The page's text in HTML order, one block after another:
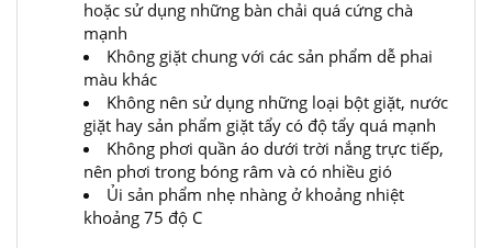
hoặc sử dụng những bàn chải quá cứng chà
mạnh
Không giặt chung với các sản phẩm dễ phai
màu khác
Không nên sử dụng những loại bột giặt, nước
giặt hay sản phẩm giặt tẩy có độ tẩy quá mạnh
Không phơi quần áo dưới trời nắng trực tiếp,
nên phơi trong bóng râm và có nhiều gió
Ủi sản phẩm nhẹ nhàng ở khoảng nhiệt
khoảng 75 độ C